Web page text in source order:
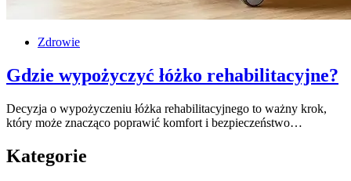
Zdrowie
Gdzie wypożyczyć łóżko rehabilitacyjne?
Decyzja o wypożyczeniu łóżka rehabilitacyjnego to ważny krok,
który może znacząco poprawić komfort i bezpieczeństwo…
Kategorie